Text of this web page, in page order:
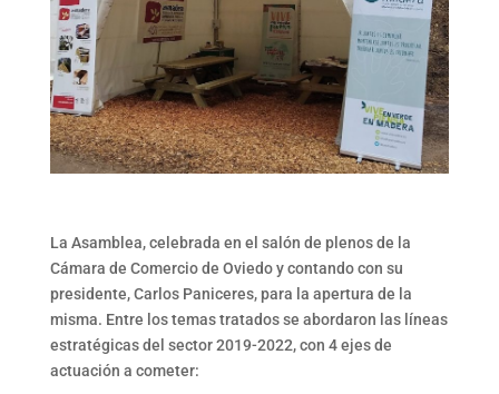
La Asamblea, celebrada en el salón de plenos de la
Cámara de Comercio de Oviedo y contando con su
presidente, Carlos Paniceres, para la apertura de la
misma. Entre los temas tratados se abordaron las líneas
estratégicas del sector 2019-2022, con 4 ejes de
actuación a cometer: